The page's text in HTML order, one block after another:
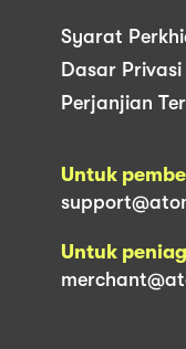
Syarat
Dasar Privasi
Perjanjian
Untuk
Untuk